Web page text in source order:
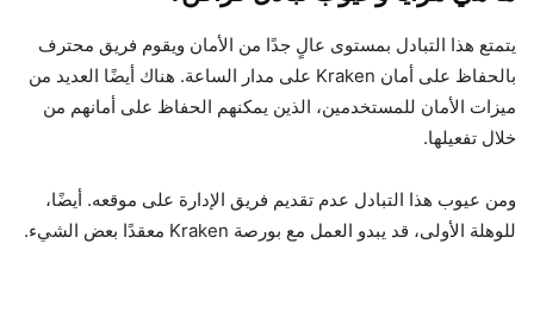
يتمتع هذا التبادل بمستوى عالٍ جدًا من الأمان ويقوم فريق محترف
بالحفاظ على أمان Kraken على مدار الساعة. هناك أيضًا العديد من
ميزات الأمان للمستخدمين، الذين يمكنهم الحفاظ على أمانهم من
خلال تفعيلها.
ومن عيوب هذا التبادل عدم تقديم فريق الإدارة على موقعه. أيضًا،
للوهلة الأولى، قد يبدو العمل مع بورصة Kraken معقدًا بعض الشيء.